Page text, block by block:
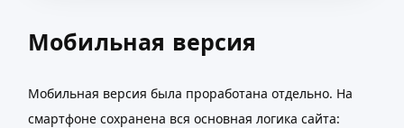
Мобильная версия
Мобильная версия была проработана отдельно. На
смартфоне сохранена вся основная логика сайта: